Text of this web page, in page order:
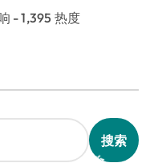
- 1,395 热度
搜索